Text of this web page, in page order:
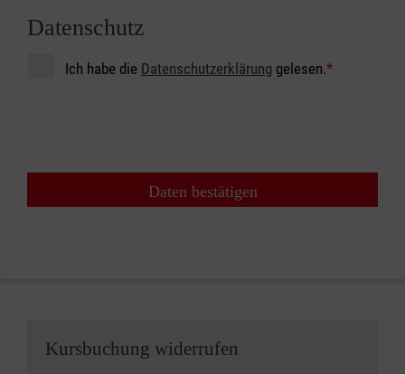
Datenschutz
Ich habe die Datenschutzerklärung gelesen.*
Daten bestätigen
Kursbuchung widerrufen